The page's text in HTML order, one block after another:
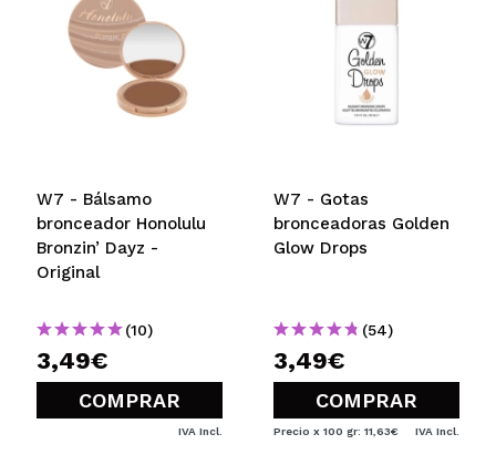
W7 - Bálsamo
bronceador Honolulu
Bronzin’ Dayz -
Original
(10)
3,49€
COMPRAR
IVA Incl.
W7 - Gotas
bronceadoras Golden
Glow Drops
(54)
3,49€
COMPRAR
Precio x 100 gr: 11,63€ IVA Incl.